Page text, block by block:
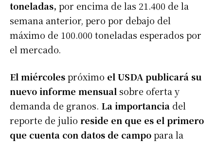
toneladas, por encima de las 21.400 de la
semana anterior, pero por debajo del
máximo de 100.000 toneladas esperados por
el mercado.
El miércolespróximo el USDA publicará su
nuevo informe mensual sobre oferta y
demanda de granos. La importancia del
reporte de julio reside en que es el primero
que cuenta con datos de campopara la